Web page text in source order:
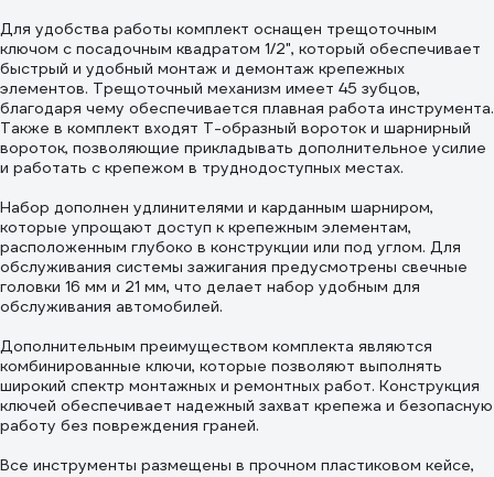
Для удобства работы комплект оснащен трещоточным
ключом с посадочным квадратом 1/2", который обеспечивает
быстрый и удобный монтаж и демонтаж крепежных
элементов. Трещоточный механизм имеет 45 зубцов,
благодаря чему обеспечивается плавная работа инструмента.
Также в комплект входят Т-образный вороток и шарнирный
вороток, позволяющие прикладывать дополнительное усилие
и работать с крепежом в труднодоступных местах.
Набор дополнен удлинителями и карданным шарниром,
которые упрощают доступ к крепежным элементам,
расположенным глубоко в конструкции или под углом. Для
обслуживания системы зажигания предусмотрены свечные
головки 16 мм и 21 мм, что делает набор удобным для
обслуживания автомобилей.
Дополнительным преимуществом комплекта являются
комбинированные ключи, которые позволяют выполнять
широкий спектр монтажных и ремонтных работ. Конструкция
ключей обеспечивает надежный захват крепежа и безопасную
работу без повреждения граней.
Все инструменты размещены в прочном пластиковом кейсе,